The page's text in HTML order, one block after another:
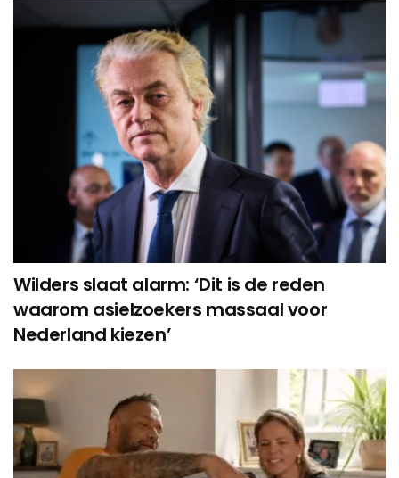
Wilders slaat alarm: ‘Dit is de reden
waarom asielzoekers massaal voor
Nederland kiezen’